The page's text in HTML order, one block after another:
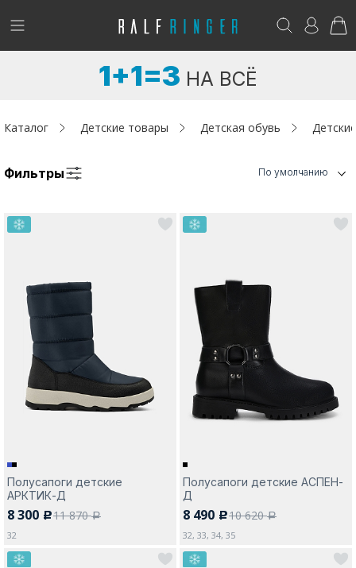
!
Женщинам
Акции / Новости
Адреса магазинов
Да, все верно Изменить город
О компании
Возникли вопросы? - club@ralf.ru
1+1=3 НА ВСЁ
Каталог Детские товары Детская обувь
Фильтры По умолчанию
Полусапоги детские
АРКТИК-Д
8 300 c11 870a
32
Полусапоги детские АСПЕН-
Д
8 490 c10 620a
32, 33, 34, 35